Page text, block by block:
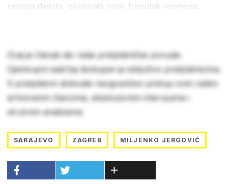
maloga djeteta, okupirala svaki trenutak vremena.
Ovaj je članak dio naše pretplatničke ponude.
Cjelokupni sadržaj dostupan je isključivo pretplatnicima.
S pretplatom dobivate neograničen pristup svim našim
arhiviranim člancima, ekskluzivnim intervjuima i
stručnim analizama.
SARAJEVO ZAGREB MILJENKO JERGOVIĆ